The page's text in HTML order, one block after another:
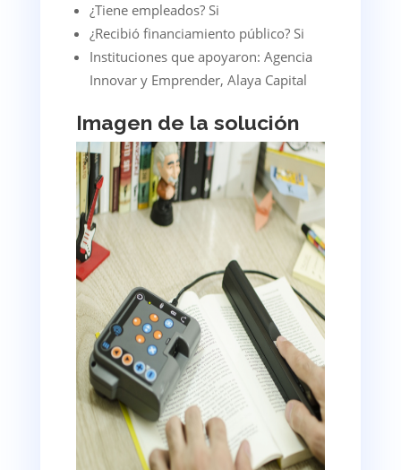
¿Tiene empleados? Si
¿Recibió financiamiento público? Si
Instituciones que apoyaron: Agencia
Innovar y Emprender, Alaya Capital
Imagen de la solución